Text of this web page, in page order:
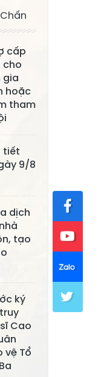
Thịnh
Dụ
Bà
cấp
cho
gia
hoặc
tham
tiết
9/8
dịch
tạo
ký
Cao
vệ Tổ